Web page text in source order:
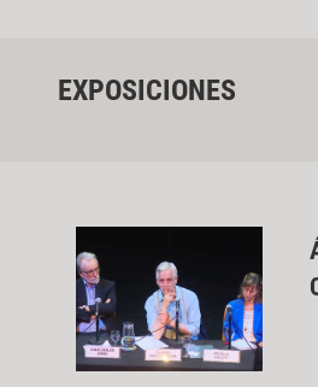
EXPOSICIONES